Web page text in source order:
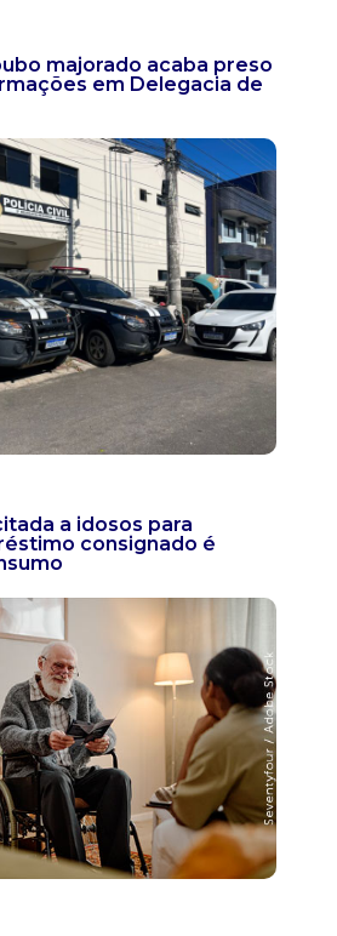
majorado acaba preso
em Delegacia de
a idosos para
consignado é